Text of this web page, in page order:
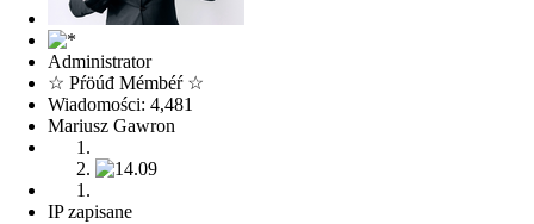
Administrator
☆ Pŕöúđ Mémbéŕ ☆
Wiadomości: 4,481
Mariusz Gawron
IP zapisane